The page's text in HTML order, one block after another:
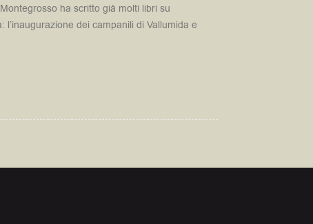
ha scritto già molti libri su
dei campanili di Vallumida e